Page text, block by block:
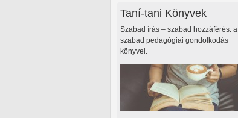
Taní-tani Könyvek
Szabad írás – szabad hozzáférés: a
szabad pedagógiai gondolkodás
könyvei.